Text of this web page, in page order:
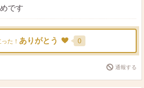
です
た！ ありがとう 0
通報する